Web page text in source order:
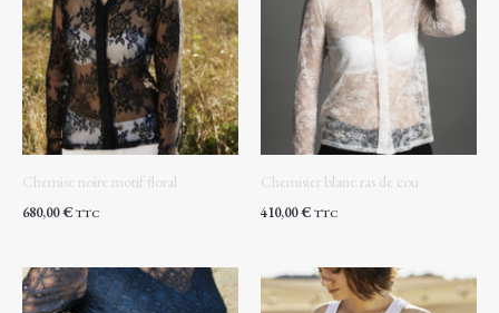
Chemise noire motif floral
680,00€ TTC
Chemisier blanc ras de cou
410,00€ TTC